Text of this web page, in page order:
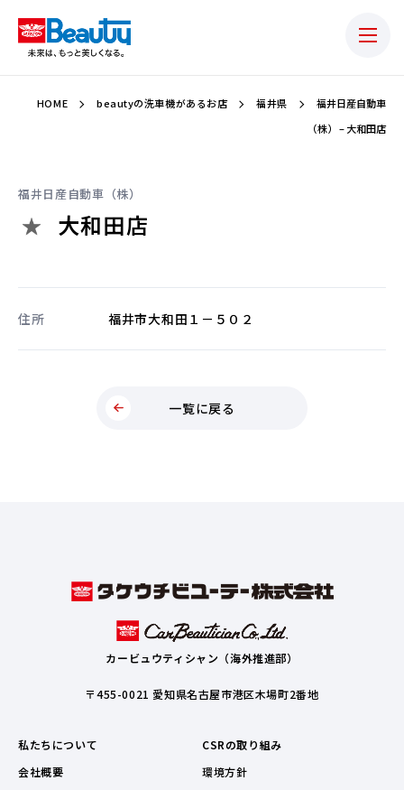
HOME beautyの洗車機があるお店 福井県
福井日産自動車
（株） – 大和田店
福井日産自動車（株）
大和田店
住所 福井市大和田１－５０２
一覧に戻る
カービュウティシャン（海外推進部）
〒455-0021 愛知県名古屋市港区木場町2番地
私たちについて
会社概要
CSRの取り組み
環境方針